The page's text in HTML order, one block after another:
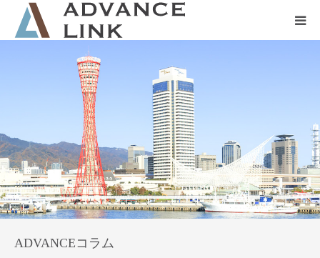
ADVANCEコラム
会社概要
ネット保険
事業保険